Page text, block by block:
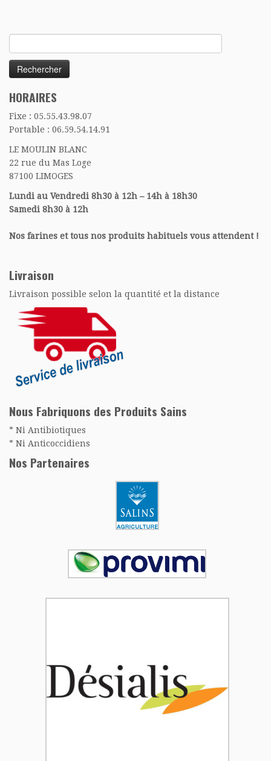
HORAIRES
Fixe : 05.55.43.98.07
Portable : 06.59.54.14.91
LE MOULIN BLANC
22 rue du Mas Loge
87100 LIMOGES
Lundi au Vendredi 8h30 à 12h – 14h à 18h30
Samedi 8h30 à 12h
Nos farines et tous nos produits habituels vous attendent !
Livraison
Livraison possible selon la quantité et la distance
Nous Fabriquons des Produits Sains
* Ni Antibiotiques
* Ni Anticoccidiens
Nos Partenaires